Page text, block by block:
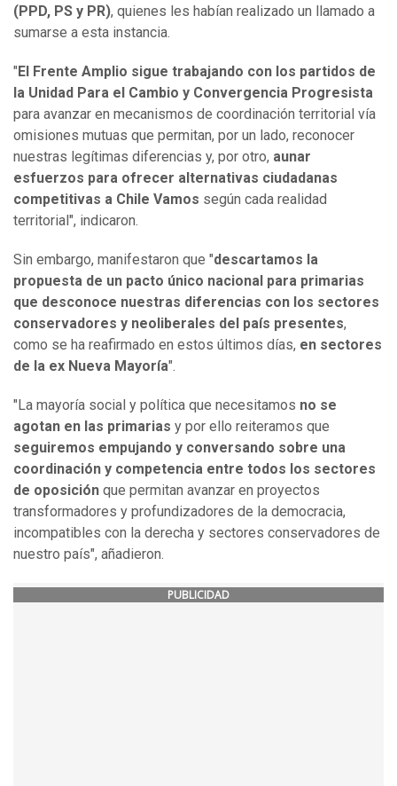
(PPD, PS y PR), quienes les habían realizado un llamado a
sumarse a esta instancia.
" El Frente Amplio sigue trabajando con los partidos de
la Unidad Para el Cambio y Convergencia Progresista
para avanzar en mecanismos de coordinación territorial vía
omisiones mutuas que permitan, por un lado, reconocer
nuestras legítimas diferencias y, por otro, aunar
esfuerzos para ofrecer alternativas ciudadanas
competitivas a Chile Vamos según cada realidad
territorial", indicaron.
Sin embargo, manifestaron que "descartamos la
propuesta de un pacto único nacional para primarias
que desconoce nuestras diferencias con los sectores
conservadores y neoliberales del país presentes,
como se ha reafirmado en estos últimos días, en sectores
de la ex Nueva Mayoría".
"La mayoría social y política que necesitamos no se
agotan en las primarias y por ello reiteramos que
seguiremos empujando y conversando sobre una
coordinación y competencia entre todos los sectores
de oposición que permitan avanzar en proyectos
transformadores y profundizadores de la democracia,
incompatibles con la derecha y sectores conservadores de
nuestro país", añadieron.
PUBLICIDAD